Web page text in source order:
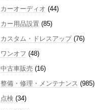
カーオーディオ (44)
カー用品設置 (85)
カスタム・ドレスアップ(76)
ワンオフ (48)
中古車販売 (16)
整備・修理・メンテナンス (985)
点検 (34)